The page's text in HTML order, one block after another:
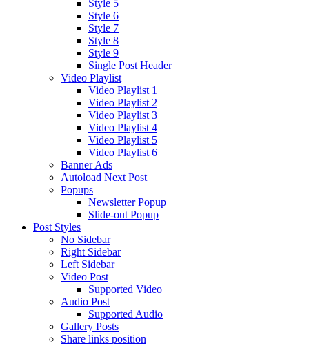
Style 5
Style 6
Style 7
Style 8
Style 9
Single Post Header
Video Playlist
Video Playlist 1
Video Playlist 2
Video Playlist 3
Video Playlist 4
Video Playlist 5
Video Playlist 6
Banner Ads
Autoload Next Post
Popups
Newsletter Popup
Slide-out Popup
Post Styles
No Sidebar
Right Sidebar
Left Sidebar
Video Post
Supported Video
Audio Post
Supported Audio
Gallery Posts
Share links position